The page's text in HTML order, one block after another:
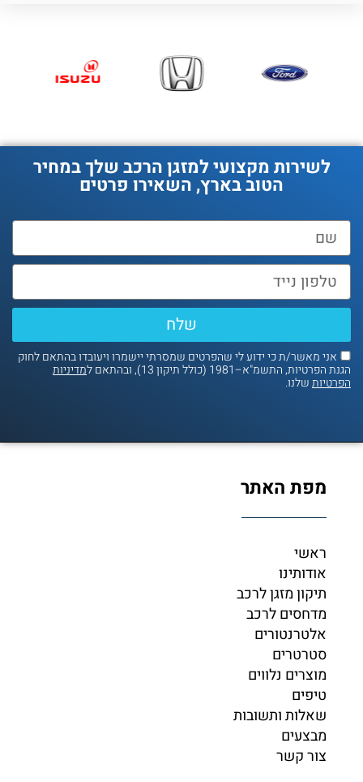
לשירות מקצועי למזגן הרכב שלך במחיר
הטוב בארץ, השאירו פרטים
אני מאשר/ת כי ידוע לי שהפרטים שמסרתי יישמרו ויעובדו בהתאם לחוק
הגנת הפרטיות, התשמ"א–1981 (כולל תיקון 13), ובהתאם ל מדיניות
הפרטיותשלנו.
שלח
מפת האתר
ראשי
אודותינו
תיקון מזגן לרכב
מדחסים לרכב
אלטרנטורים
סטרטרים
מוצרים נלווים
טיפים
שאלות ותשובות
מבצעים
צור קשר